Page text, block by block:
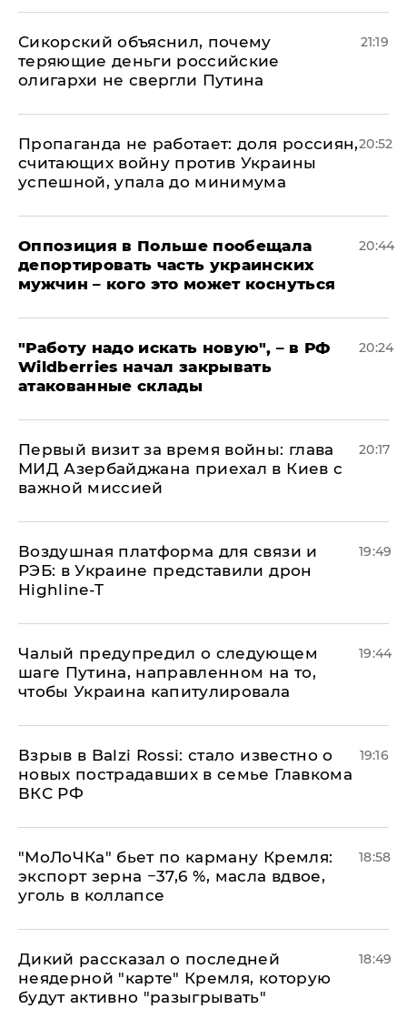
Сикорский объяснил, почему
теряющие деньги российские
олигархи не свергли Путина
21:19
​Пропаганда не работает: доля россиян,
считающих войну против Украины
успешной, упала до минимума
20:52
Оппозиция в Польше пообещала
депортировать часть украинских
мужчин – кого это может коснуться
20:44
"Работу надо искать новую", – в РФ
Wildberries начал закрывать
атакованные склады
20:24
Первый визит за время войны: глава
МИД Азербайджана приехал в Киев с
важной миссией
20:17
Воздушная платформа для связи и
РЭБ: в Украине представили дрон
Highline-T
19:49
Чалый предупредил о следующем
шаге Путина, направленном на то,
чтобы Украина капитулировала
19:44
Взрыв в Balzi Rossi: стало известно о
новых пострадавших в семье Главкома
ВКС РФ
19:16
​"МоЛоЧКа" бьет по карману Кремля:
экспорт зерна −37,6 %, масла вдвое,
уголь в коллапсе
18:58
Дикий рассказал о последней
неядерной "карте" Кремля, которую
будут активно "разыгрывать"
18:49